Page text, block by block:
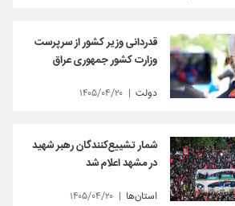
قدردانی وزیر کشور از سرپرست
وزارت کشور جمهوری عراق
دولت ۱۴۰۵/۰۴/۲۰
شمار تشییع‌کنندگان رهبر شهید
در مشهد اعلام شد
استان‌ها ۱۴۰۵/۰۴/۲۰